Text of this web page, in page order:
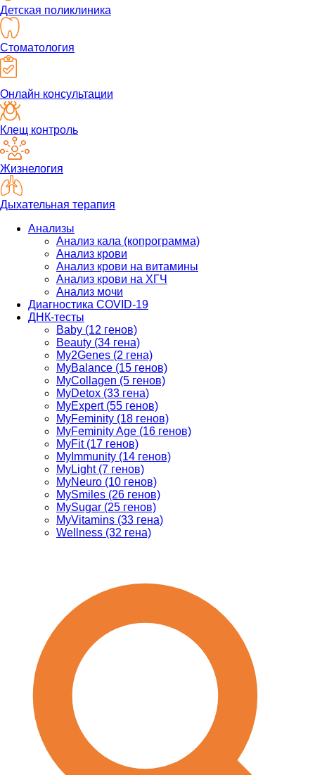
Детская поликлиника
Стоматология
Онлайн консультации
Клещ контроль
Жизнелогия
Дыхательная терапия
Анализы
Анализ кала (копрограмма)
Анализ крови
Анализ крови на витамины
Анализ крови на ХГЧ
Анализ мочи
Диагностика COVID-19
ДНК-тесты
Baby (12 генов)
Beauty (34 гена)
My2Genes (2 гена)
MyBalance (15 генов)
MyCollagen (5 генов)
MyDetox (33 гена)
MyExpert (55 генов)
MyFeminity (18 генов)
MyFeminity Age (16 генов)
MyFit (17 генов)
MyImmunity (14 генов)
MyLight (7 генов)
MyNeuro (10 генов)
MySmiles (26 генов)
MySugar (25 генов)
MyVitamins (33 гена)
Wellness (32 гена)